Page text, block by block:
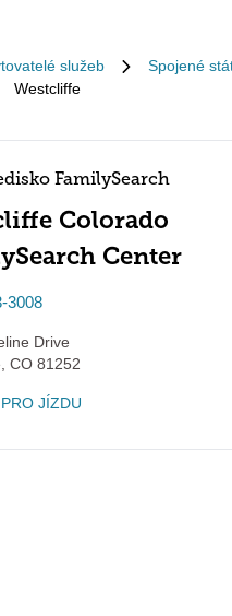
služeb
Spojené
Westcliffe
FamilySearch
Colorado
Center
3008
Drive
CO 81252
JÍZDU